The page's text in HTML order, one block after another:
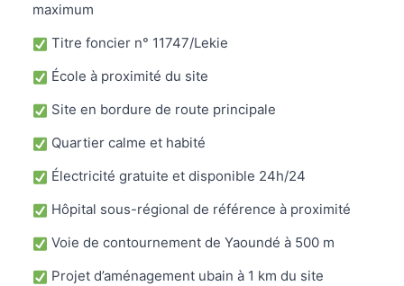
maximum
Titre foncier n° 11747/Lekie
École à proximité du site
Site en bordure de route principale
Quartier calme et habité
Électricité gratuite et disponible 24h/24
Hôpital sous-régional de référence à proximité
Voie de contournement de Yaoundé à 500 m
Projet d’aménagement ubain à 1 km du site